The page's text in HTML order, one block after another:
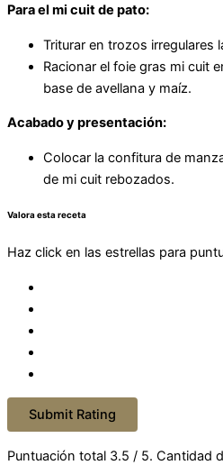
Para el mi cuit de pato:
Triturar en trozos irregulares
Racionar el foie gras mi cuit
base de avellana y maíz.
Acabado y presentación:
Colocar la confitura de
de mi cuit rebozados.
Valora esta receta
Haz click en las estrellas para
Submit Rating
Puntuación total 3.5 / 5. Cantidad